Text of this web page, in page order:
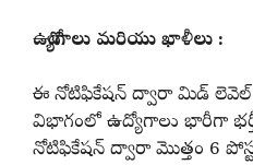
ఉద్యోగాలు మరియు ఖాళీలు :
ఈ నోటిఫికేషన్ ద్వారా మిడ్ లెవెల్
విభాగంలో ఉద్యోగాలు భారీగా
నోటిఫికేషన్ ద్వారా మొత్తం 6